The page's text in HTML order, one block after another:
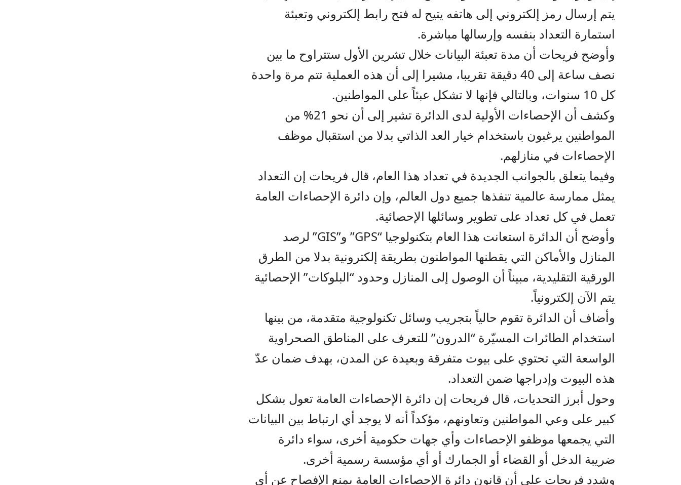
يتم إرسال رمز إلكتروني إلى هاتفه يتيح له فتح رابط إلكتروني وتعبئة
استمارة التعداد بنفسه وإرسالها مباشرة.
وأوضح فريحات أن مدة تعبئة البيانات خلال تشرين الأول ستتراوح ما بين
نصف ساعة إلى 40 دقيقة تقريبا، مشيرا إلى أن هذه العملية تتم مرة واحدة
كل 10 سنوات، وبالتالي فإنها لا تشكل عبئاً على المواطنين.
وكشف أن الإحصاءات الأولية لدى الدائرة تشير إلى أن نحو 21% من
المواطنين يرغبون باستخدام خيار العد الذاتي بدلا من استقبال موظف
الإحصاءات في منازلهم.
وفيما يتعلق بالجوانب الجديدة في تعداد هذا العام، قال فريحات إن التعداد
يمثل ممارسة عالمية تنفذها جميع دول العالم، وإن دائرة الإحصاءات العامة
تعمل في كل تعداد على تطوير وسائلها الإحصائية.
وأوضح أن الدائرة استعانت هذا العام بتكنولوجيا “GPS” و”GIS” لرصد
المنازل والأماكن التي يقطنها المواطنون بطريقة إلكترونية بدلا من الطرق
الورقية التقليدية، مبيناً أن الوصول إلى المنازل وحدود “البلوكات” الإحصائية
يتم الآن إلكترونياً.
وأضاف أن الدائرة تقوم حالياً بتجريب وسائل تكنولوجية متقدمة، من بينها
استخدام الطائرات المسيّرة “الدرون” للتعرف على المناطق الصحراوية
الواسعة التي تحتوي على بيوت متفرقة وبعيدة عن المدن، بهدف ضمان عدّ
هذه البيوت وإدراجها ضمن التعداد.
وحول أبرز التحديات، قال فريحات إن دائرة الإحصاءات العامة تعول بشكل
كبير على وعي المواطنين وتعاونهم، مؤكداً أنه لا يوجد أي ارتباط بين البيانات
التي يجمعها موظفو الإحصاءات وأي جهات حكومية أخرى، سواء دائرة
ضريبة الدخل أو القضاء أو الجمارك أو أي مؤسسة رسمية أخرى.
وشدد فريحات على أن قانون دائرة الإحصاءات العامة يمنع الإفصاح عن أي